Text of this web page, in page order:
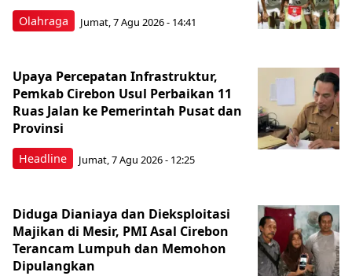
Olahraga Jumat, 7 Agu 2026 - 14:41
Headline
Upaya Percepatan Infrastruktur,
Pemkab Cirebon Usul Perbaikan 11
Ruas Jalan ke Pemerintah Pusat dan
Provinsi
Jumat, 7 Agu 2026 - 12:25
Diduga Dianiaya dan Dieksploitasi
Majikan di Mesir, PMI Asal Cirebon
Terancam Lumpuh dan Memohon
Dipulangkan